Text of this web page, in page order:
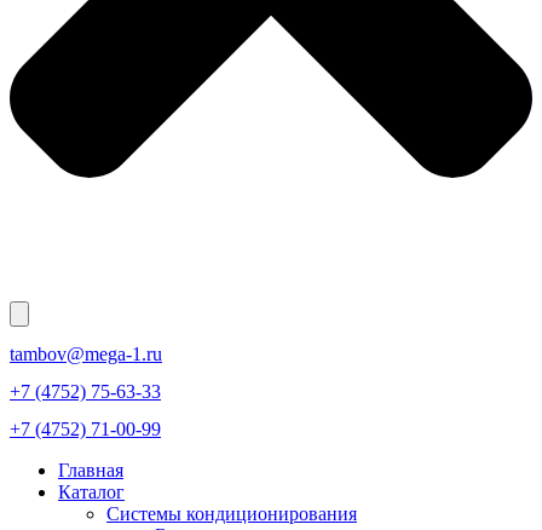
tambov@mega-1.ru
+7 (4752) 75-63-33
+7 (4752) 71-00-99
Главная
Каталог
Системы кондиционирования